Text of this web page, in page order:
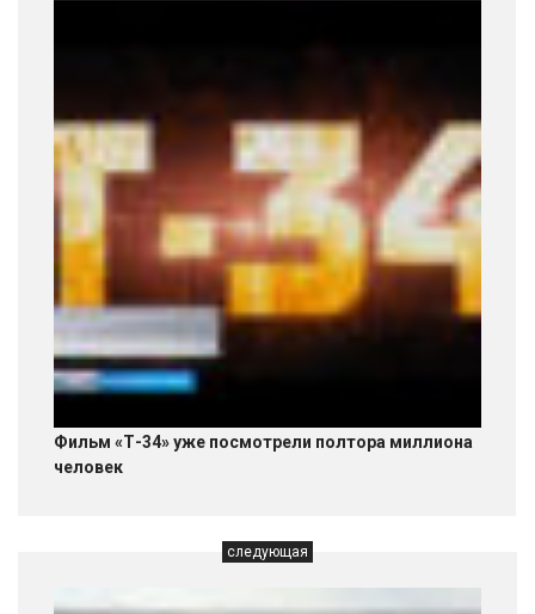
Фильм «Т-34» уже посмотрели полтора миллиона
человек
следующая